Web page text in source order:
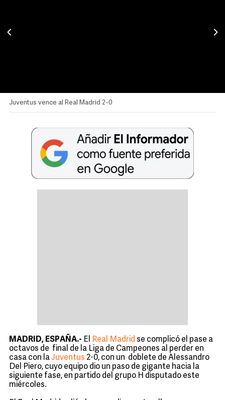
Juventus vence al Real Madrid 2-0
MADRID, ESPAÑA.- El Real Madrid se complicó el pase a
octavos de final de la Liga de Campeones al perder en
casa con laJuventus 2-0, con un doblete de Alessandro
Del Piero, cuyo equipo dio un paso de gigante hacia la
siguiente fase, en partido del grupo H disputado este
miércoles.